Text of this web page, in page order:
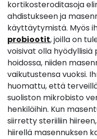
kortikosteroditasoja
ahdistukseen ja
käyttäytymistä. Myös
probiootit, joilla on
voisivat olla
hoidossa, niiden
vaikutustensa vuoksi.
huomattu, että
suoliston mikrobisto
henkilöihin. Kun
siirretty steriiliin
hiirellä masennuksen